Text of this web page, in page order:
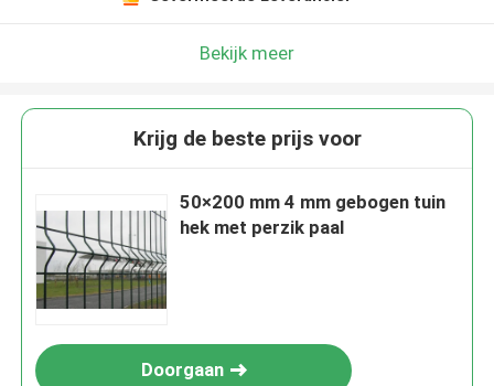
Bekijk meer
Krijg de beste prijs voor
50×200 mm 4 mm gebogen tuin
hek met perzik paal
Doorgaan